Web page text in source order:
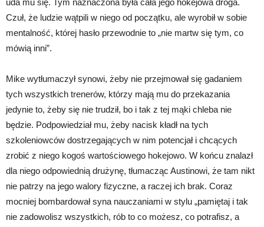
uda mu się. Tym naznaczona była cała jego hokejowa droga.
Czuł, że ludzie wątpili w niego od początku, ale wyrobił w sobie
mentalność, której hasło przewodnie to „nie martw się tym, co
mówią inni”.
Mike wytłumaczył synowi, żeby nie przejmował się gadaniem
tych wszystkich trenerów, którzy mają mu do przekazania
jedynie to, żeby się nie trudził, bo i tak z tej mąki chleba nie
będzie. Podpowiedział mu, żeby nacisk kładł na tych
szkoleniowców dostrzegających w nim potencjał i chcących
zrobić z niego kogoś wartościowego hokejowo. W końcu znalazł
dla niego odpowiednią drużynę, tłumacząc Austinowi, że tam nikt
nie patrzy na jego walory fizyczne, a raczej ich brak. Coraz
mocniej bombardował syna nauczaniami w stylu „pamiętaj i tak
nie zadowolisz wszystkich, rób to co możesz, co potrafisz, a